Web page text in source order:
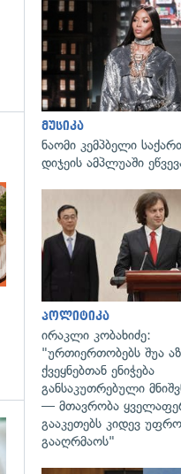
გადახედვა
მუსიკა
ნაომი კემპბელი
დიჯეის ამპლუაში
პოლიტიკა
ირაკლი კობახიძე:
"ურთიერთობებს შუა
ქვეყნებთან ენიჭება
განსაკუთრებული
— მთავრობა
გააკეთებს კიდევ
გააღრმაოს"